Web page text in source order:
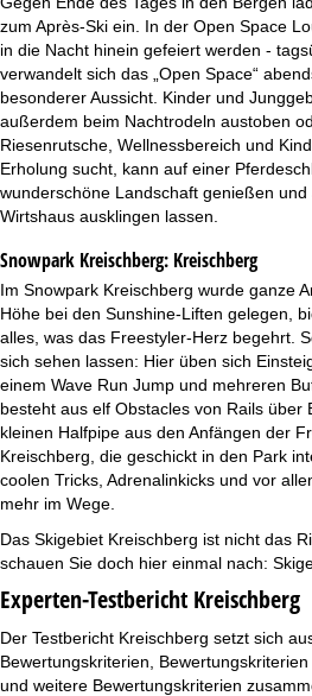
zum Après-Ski ein. In der Open Space
in die Nacht hinein gefeiert werden -
verwandelt sich das „Open Space“
besonderer Aussicht. Kinder und
außerdem beim Nachtrodeln austoben
Riesenrutsche, Wellnessbereich und
Erholung sucht, kann auf einer
wunderschöne Landschaft genießen
Wirtshaus ausklingen lassen.
Snowpark Kreischberg: Kreischberg
Im Snowpark Kreischberg wurde ganze
Höhe bei den Sunshine-Liften gelegen,
alles, was das Freestyler-Herz begehrt.
sich sehen lassen: Hier üben sich
einem Wave Run Jump und mehreren
besteht aus elf Obstacles von Rails über
kleinen Halfpipe aus den Anfängen der
Kreischberg, die geschickt in den Park
coolen Tricks, Adrenalinkicks und vor
mehr im Wege.
Das Skigebiet Kreischberg ist nicht das
schauen Sie doch hier einmal nach:
Experten-Testbericht Kreischberg
Der Testbericht Kreischberg setzt sich
Bewertungskriterien,
und weitere Bewertungskriterien